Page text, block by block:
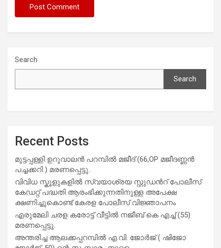
Search
Search
Recent Posts
മുട്ടപ്പള്ളി ഉറുവാലൻ പറമ്പിൽ മജീദ് (66,OP മജീദണ്ണൻ
പച്ചക്കറി ) മരണപ്പെട്ടു..
വിവിധ സ്കൂളുകളില്‍ സ്വയാശ്രയ സ്റ്റുഡന്‍റ് പോലീസ്
കേഡറ്റ് പദ്ധതി ആരംഭിക്കുന്നതിനുള്ള അപേക്ഷ
ക്ഷണിച്ചുകൊണ്ട് കേരള പോലീസ് വിജ്ഞാപനം
എരുമേലി ചരള കരോട്ട് വീട്ടിൽ നജീബ് കെ എച്ച് (55)
മരണപ്പെട്ടു.
അന്തരിച്ച ആ​ല​ക്ക​പ്പ​റമ്പിൽ​ എ.​വി. ജോ​ർ​ജ് ( ഷിജോ